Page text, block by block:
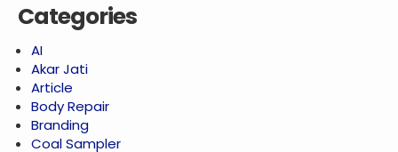
Categories
AI
Akar Jati
Article
Body Repair
Branding
Coal Sampler